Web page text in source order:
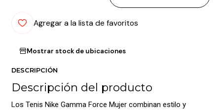
Agregar a la lista de favoritos
Mostrar stock de ubicaciones
DESCRIPCIÓN
Descripción del producto
Los Tenis Nike Gamma Force Mujer combinan estilo y